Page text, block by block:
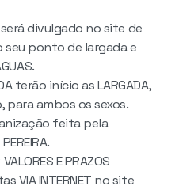
divulgado no site de
ponto de largada e
terão início as LARGADA,
para ambos os sexos.
feita pela
E PRAZOS
VIA INTERNET no site